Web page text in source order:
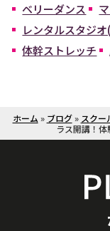
ベリーダンス
レンタルスタジ
体幹ストレッチ
ホーム » ブログ» スクー
ラス開講！